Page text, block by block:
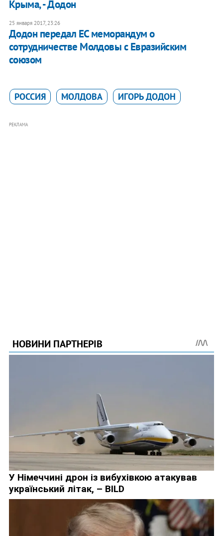
Крыма, - Додон
25 января 2017, 23:26
Додон передал ЕС меморандум о
сотрудничестве Молдовы с Евразийским
союзом
РОССИЯ МОЛДОВА ИГОРЬ ДОДОН
РЕКЛАМА